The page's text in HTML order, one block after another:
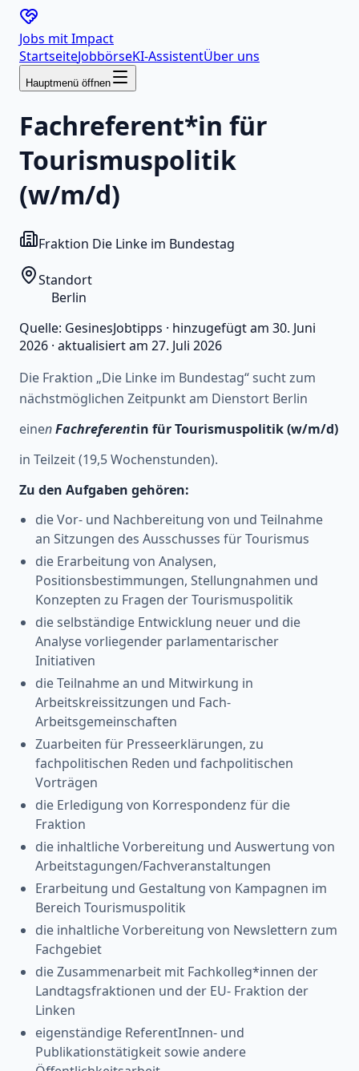
Jobs mitImpact
StartseiteJobbörseKI-AssistentÜber uns
Hauptmenü öffnen
Fachreferent*in für
Tourismuspolitik
(w/m/d)
Fraktion Die Linke im Bundestag
Standort
Berlin
Quelle: GesinesJobtipps · hinzugefügt am 30. Juni
2026 · aktualisiert am 27. Juli 2026
Die Fraktion „Die Linke im Bundestag“ sucht zum
nächstmöglichen Zeitpunkt am Dienstort Berlin
einenFachreferentin für Tourismuspolitik (w/m/d)
in Teilzeit (19,5 Wochenstunden).
Zu den Aufgaben gehören:
die Vor- und Nachbereitung von und Teilnahme
an Sitzungen des Ausschusses für Tourismus
die Erarbeitung von Analysen,
Positionsbestimmungen, Stellungnahmen und
Konzepten zu Fragen der Tourismuspolitik
die selbständige Entwicklung neuer und die
Analyse vorliegender parlamentarischer
Initiativen
die Teilnahme an und Mitwirkung in
Arbeitskreissitzungen und Fach-
Arbeitsgemeinschaften
Zuarbeiten für Presseerklärungen, zu
fachpolitischen Reden und fachpolitischen
Vorträgen
die Erledigung von Korrespondenz für die
Fraktion
die inhaltliche Vorbereitung und Auswertung von
Arbeitstagungen/Fachveranstaltungen
Erarbeitung und Gestaltung von Kampagnen im
Bereich Tourismuspolitik
die inhaltliche Vorbereitung von Newslettern zum
Fachgebiet
die Zusammenarbeit mit Fachkolleg*innen der
Landtagsfraktionen und der EU- Fraktion der
Linken
eigenständige ReferentInnen- und
Publikationstätigkeit sowie andere